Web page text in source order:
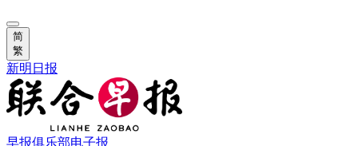
简
繁
新明日报
早报俱乐部电子报